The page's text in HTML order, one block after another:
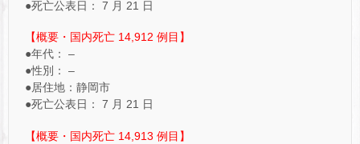
●死亡公表日： 7 月 21 日
【概要・国内死亡 14,912 例目】
●年代： –
●性別： –
●居住地：静岡市
●死亡公表日： 7 月 21 日
【概要・国内死亡 14,913 例目】